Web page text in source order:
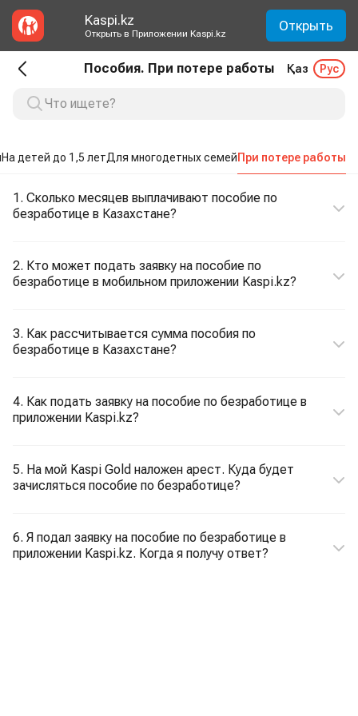
Kaspi.kz
Открыть в Приложении Kaspi.kz Открыть
Пособия. При потере работы Қаз Рус
На детей до 1,5 летДля многодетных семейПри потере работы
1. Сколько месяцев выплачивают пособие по
безработице в Казахстане?
2. Кто может подать заявку на пособие по
безработице в мобильном приложении Kaspi.kz?
3. Как рассчитывается сумма пособия по
безработице в Казахстане?
4. Как подать заявку на пособие по безработице в
приложении Kaspi.kz?
5. На мой Kaspi Gold наложен арест. Куда будет
зачисляться пособие по безработице?
6. Я подал заявку на пособие по безработице в
приложении Kaspi.kz. Когда я получу ответ?